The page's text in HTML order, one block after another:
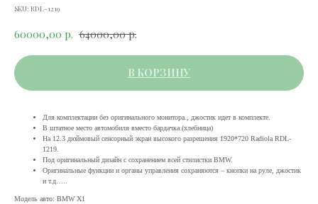
SKU: RDL-1219
60000,00 р. 64000,00 р.
В КОРЗИНУ
Для комплектации без оригинального монитора., джостик идет в комплекте.
В штатное место автомобиля вместо бардачка (хлебница)
На 12.3 дюймовый сенсорный экран высокого разрешения 1920*720 Radiola RDL-
1219.
Под оригинальный дизайн с сохранением всей стилистки BMW.
Оригинальные функции и органы управления сохраняются – кнопки на руле, джостик
и т.д…..
Модель авто: BMW X1